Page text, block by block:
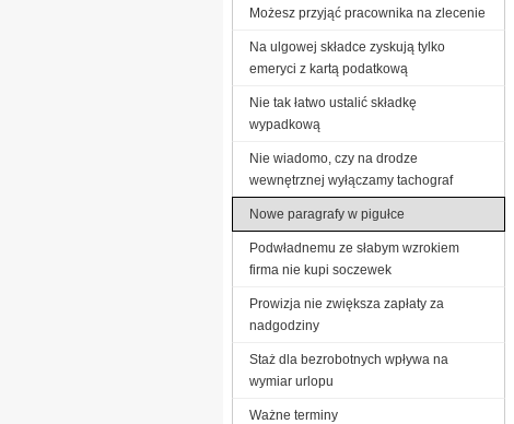
Możesz przyjąć pracownika na zlecenie
Na ulgowej składce zyskują tylko
emeryci z kartą podatkową
Nie tak łatwo ustalić składkę
wypadkową
Nie wiadomo, czy na drodze
wewnętrznej wyłączamy tachograf
Nowe paragrafy w pigułce
Podwładnemu ze słabym wzrokiem
firma nie kupi soczewek
Prowizja nie zwiększa zapłaty za
nadgodziny
Staż dla bezrobotnych wpływa na
wymiar urlopu
Ważne terminy